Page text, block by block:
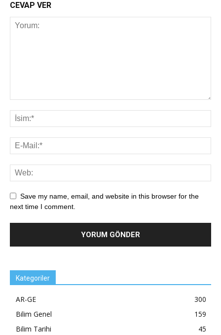
CEVAP VER
Save my name, email, and website in this browser for the
next time I comment.
Kategoriler
AR-GE
300
Bilim Genel
159
Bilim Tarihi
45